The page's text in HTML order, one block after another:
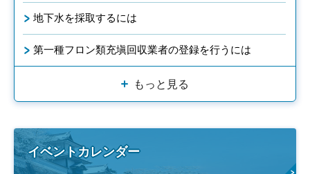
地下水を採取するには
第一種フロン類充塡回収業者の登録を行うには
もっと見る
イベントカレンダー